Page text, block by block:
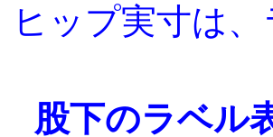
ヒップ実寸は
股下のラベ